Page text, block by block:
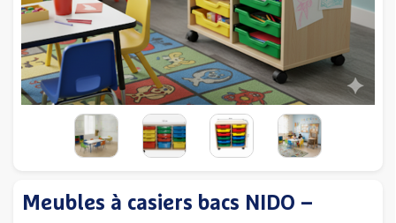
Meubles à casiers bacs NIDO –